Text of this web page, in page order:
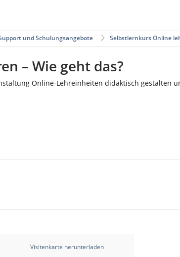
Selbstlernkurs Online
und Schulungsangebote
– Wie geht das?
Online-Lehreinheiten didaktisch gestalten
Visitenkarte herunterladen